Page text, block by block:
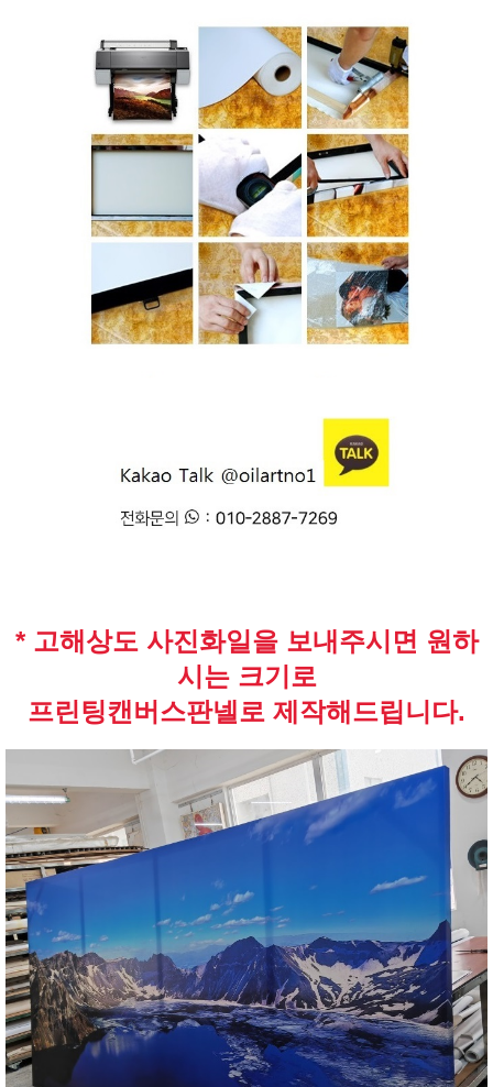
* 고해상도 사진화일을 보내주시면 원하
시는 크기로
프린팅캔버스판넬로 제작해드립니다.